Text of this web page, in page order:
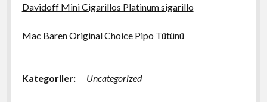
Davidoff Mini Cigarillos Platinum sigarillo
Mac Baren Original Choice Pipo Tütünü
Kategoriler: Uncategorized